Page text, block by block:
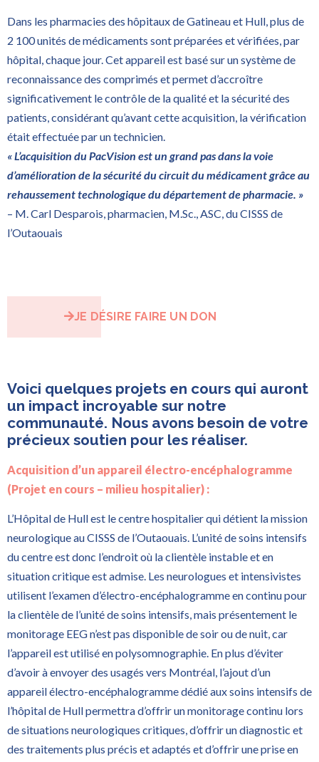
Dans les pharmacies des hôpitaux de Gatineau et Hull, plus de
2 100 unités de médicaments sont préparées et vérifiées, par
hôpital, chaque jour. Cet appareil est basé sur un système de
reconnaissance des comprimés et permet d’accroître
significativement le contrôle de la qualité et la sécurité des
patients, considérant qu’avant cette acquisition, la vérification
était effectuée par un technicien.
« L’acquisition du PacVision est un grand pas dans la voie
d’amélioration de la sécurité du circuit du médicament grâce au
rehaussement technologique du département de pharmacie. »
– M. Carl Desparois, pharmacien, M.Sc., ASC, du CISSS de
l’Outaouais
JE DÉSIRE FAIRE UN DON
Voici quelques projets en cours qui auront
un impact incroyable sur notre
communauté. Nous avons besoin de votre
précieux soutien pour les réaliser.
Acquisition d’un appareil électro-encéphalogramme
(Projet en cours – milieu hospitalier) :
L’Hôpital de Hull est le centre hospitalier qui détient la mission
neurologique au CISSS de l’Outaouais. L’unité de soins intensifs
du centre est donc l’endroit où la clientèle instable et en
situation critique est admise. Les neurologues et intensivistes
utilisent l’examen d’électro-encéphalogramme en continu pour
la clientèle de l’unité de soins intensifs, mais présentement le
monitorage EEG n’est pas disponible de soir ou de nuit, car
l’appareil est utilisé en polysomnographie. En plus d’éviter
d’avoir à envoyer des usagés vers Montréal, l’ajout d’un
appareil électro-encéphalogramme dédié aux soins intensifs de
l’hôpital de Hull permettra d’offrir un monitorage continu lors
de situations neurologiques critiques, d’offrir un diagnostic et
des traitements plus précis et adaptés et d’offrir une prise en